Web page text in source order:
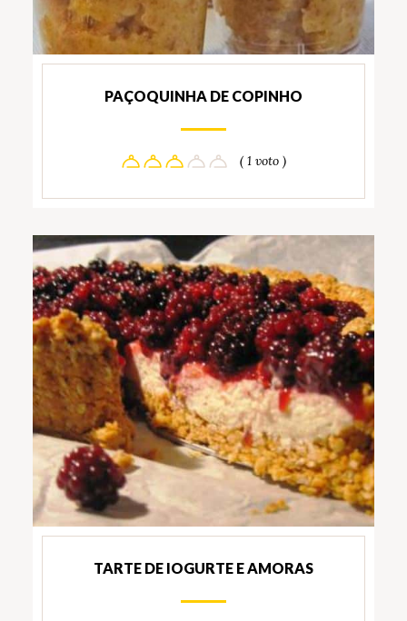
PAÇOQUINHA DE COPINHO
( 1 voto )
TARTE DE IOGURTE E AMORAS